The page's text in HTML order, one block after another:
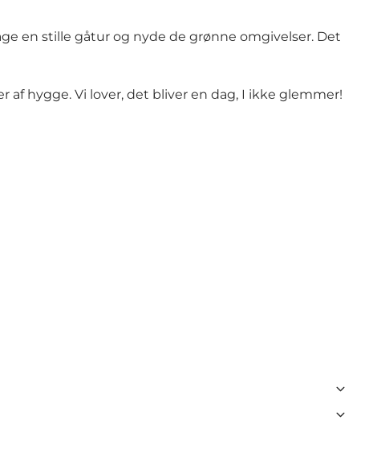
en stille gåtur og nyde de grønne omgivelser. Det
af hygge. Vi lover, det bliver en dag, I ikke glemmer!